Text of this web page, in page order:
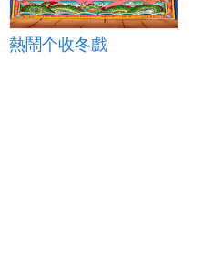
熱鬧个收冬戲